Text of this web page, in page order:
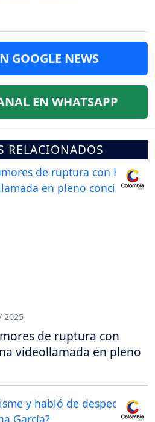
GOOGLE NEWS
EN WHATSAPP
RELACIONADOS
2025
de ruptura con
videollamada en pleno